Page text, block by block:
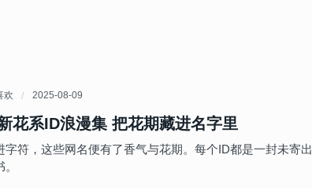
欢 2025-08-09
花系ID浪漫集 把花期藏进名字里
字符，这些网名便有了香气与花期。每个ID都是一封未寄出